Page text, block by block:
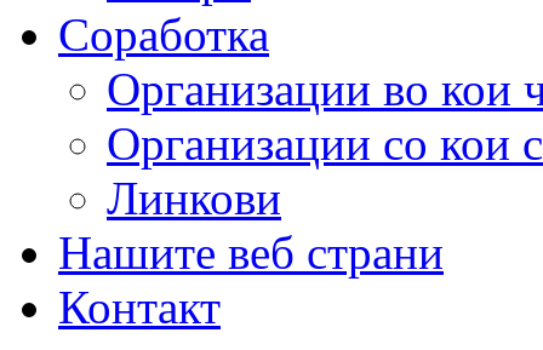
Соработка
Организации во кои
Организации со кои
Линкови
Нашите веб страни
Контакт